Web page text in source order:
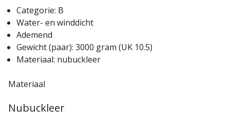
Categorie: B
Water- en winddicht
Ademend
Gewicht (paar): 3000 gram (UK 10.5)
Materiaal: nubuckleer
Materiaal
Nubuckleer